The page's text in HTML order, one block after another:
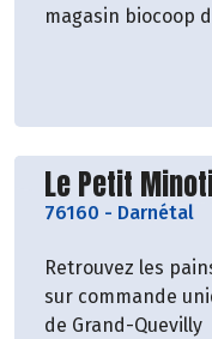
magasin biocoop
Découvrir le
Le Petit
76160 - Darnétal
Retrouvez les
sur commande
de Grand-Quevilly